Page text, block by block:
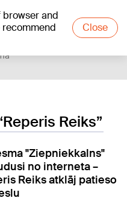
browser and
recommend
Close
Reiks”
"Ziepniekkalns"
no interneta –
Reiks atklāj patieso